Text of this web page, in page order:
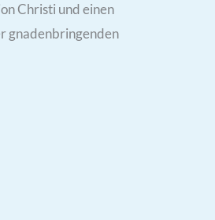
Christi und einen
gnadenbringenden